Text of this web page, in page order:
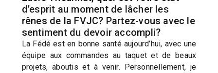
d’esprit au moment de lâcher les
rênes de la FVJC? Partez-vous avec le
sentiment du devoir accompli?
La Fédé est en bonne santé aujourd’hui, avec une
équipe aux commandes au taquet et de beaux
projets, aboutis et à venir. Personnellement, je